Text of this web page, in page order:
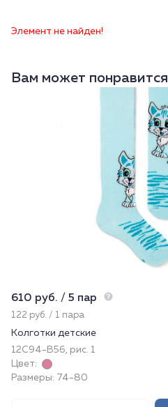
Элемент не найден!
Вам может понравится
610 руб. / 5 пар
122 руб. / 1 пара
Колготки детские
12С94-В56, рис. 1
Цвет:
Размеры: 74-80